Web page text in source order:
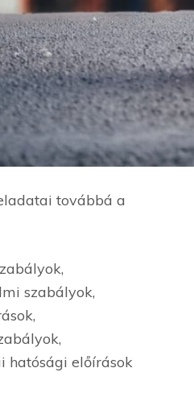
továbbá a
szabályok,
hatósági előírások